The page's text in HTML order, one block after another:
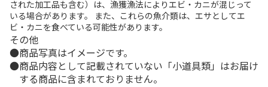
された加工品も含む）は、漁獲漁法によりエビ・カニが混じって
いる場合があります。 また、これらの魚介類は、エサとしてエ
ビ・カニを食べている可能性があります。
その他
商品写真はイメージです。
商品内容として記載されていない「小道具類」はお届け
する商品に含まれておりません。